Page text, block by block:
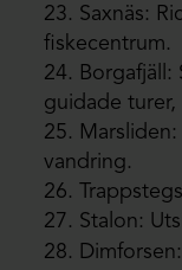
23. Saxnäs:
fiskecentrum.
24. Borgafjäll:
guidade turer,
25.
vandring.
26.
27. Stalon:
28.